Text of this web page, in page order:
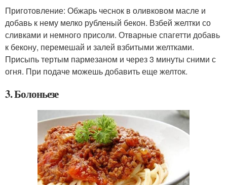
Приготовление: Обжарь чеснок в оливковом масле и
добавь к нему мелко рубленый бекон. Взбей желтки со
сливками и немного присоли. Отварные спагетти добавь
к бекону, перемешай и залей взбитыми желтками.
Присыпь тертым пармезаном и через 3 минуты сними с
огня. При подаче можешь добавить еще желток.
3. Болоньезе